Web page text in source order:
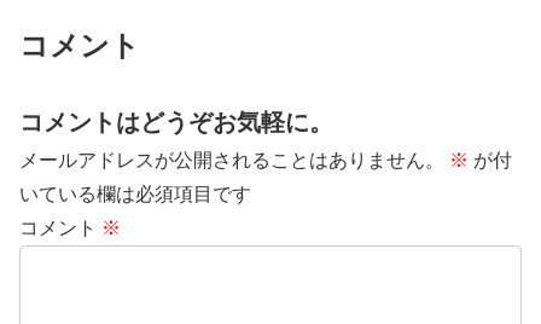
コメント
コメントはどうぞお気軽に。
メールアドレスが公開されることはありません。 ※ が付
いている欄は必須項目です
コメント ※